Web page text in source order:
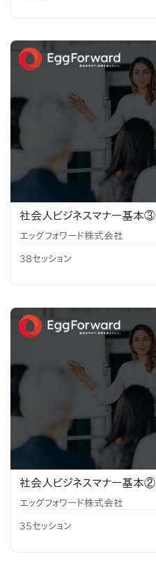
社会人ビジネスマナー基本③
エッグフォワード株式会社
38セッション
社会人ビジネスマナー基本②
エッグフォワード株式会社
35セッション